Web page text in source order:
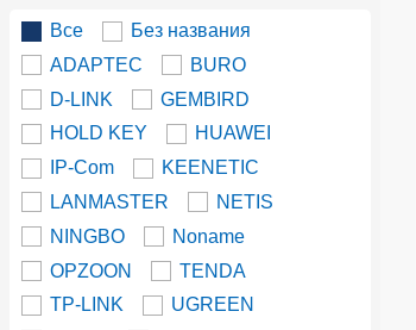
Все
Без названия
ADAPTEC
BURO
D-LINK
GEMBIRD
HOLD KEY
HUAWEI
IP-Com
KEENETIC
LANMASTER
NETIS
NINGBO
Noname
OPZOON
TENDA
TP-LINK
UGREEN